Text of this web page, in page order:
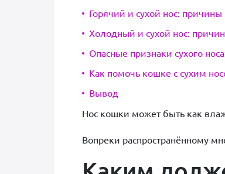
Горячий и сухой нос: причины
Холодный и сухой нос:
Опасные признаки сухого носа
Как помочь кошке с сухим
Вывод
Нос кошки может быть как
Вопреки распространённому